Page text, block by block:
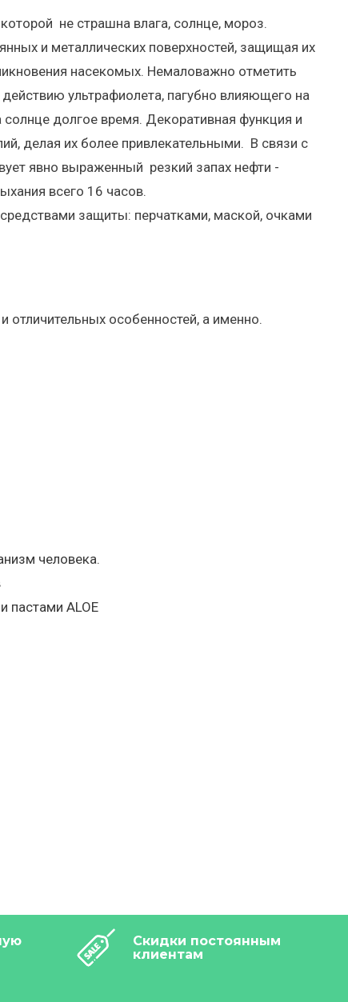
не страшна влага, солнце, мороз.
и металлических поверхностей, защищая их
насекомых. Немаловажно отметить
ультрафиолета, пагубно влияющего на
долгое время. Декоративная функция и
делая их более привлекательными. В связи с
явно выраженный резкий запах нефти -
всего 16 часов.
защиты: перчатками, маской, очками
особенностей, а именно.
человека.
ALOE
Скидки постоянным
клиентам